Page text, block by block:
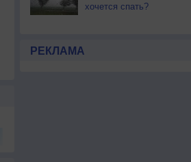
хочется спать?
РЕКЛАМА